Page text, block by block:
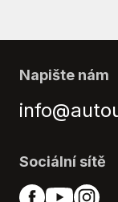
Napište nám
Sociální sítě